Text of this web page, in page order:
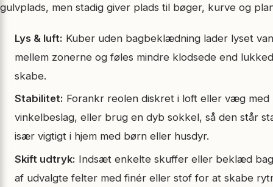
gulvplads, men stadig giver plads til bøger, kurve og
Lys & luft: Kuber uden bagbeklædning lader lyset
mellem zonerne og føles mindre klodsede end
skabe.
Stabilitet: Forankr reolen diskret i loft eller væg med
vinkelbeslag, eller brug en dyb sokkel, så den står
især vigtigt i hjem med børn eller husdyr.
Skift udtryk: Indsæt enkelte skuffer eller beklæd
af udvalgte felter med finér eller stof for at skabe